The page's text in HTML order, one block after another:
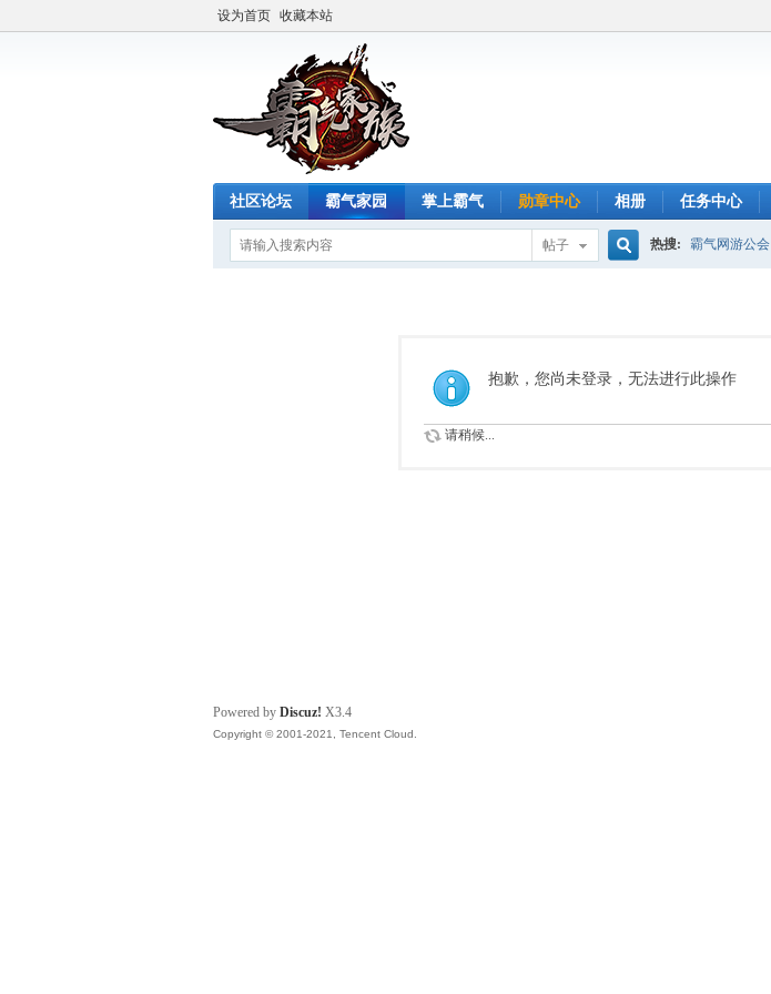
设为首页 收藏本站
社区论坛 霸气家园 掌上霸气 勋章中心 相册 任务中心
帖子
索
热搜: 霸气网游公会
抱歉，您尚未登录，无法进行此操作
请稍候...
Powered by Discuz! X3.4
Copyright © 2001-2021, Tencent Cloud.